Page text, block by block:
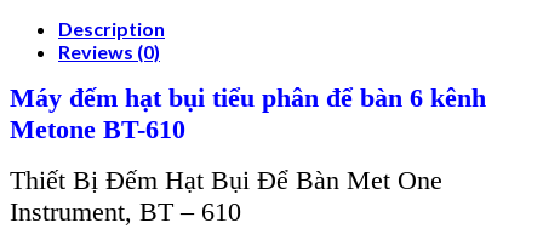
Description
Reviews (0)
Máy đếm hạt bụi tiểu phân để bàn 6 kênh
Metone BT-610
Thiết Bị Đếm Hạt Bụi Để Bàn Met One
Instrument, BT – 610